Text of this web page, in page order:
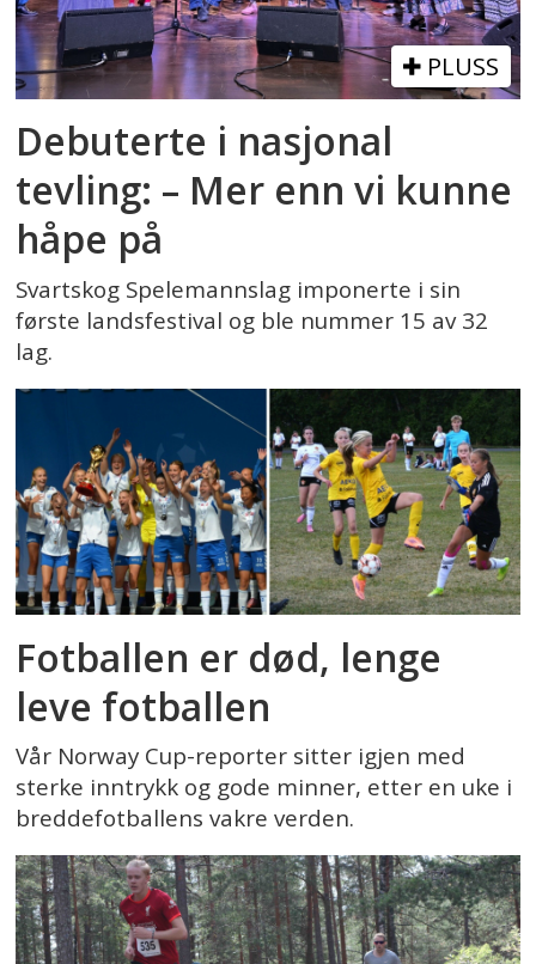
PLUSS
Debuterte i nasjonal
tevling: – Mer enn vi kunne
håpe på
Svartskog Spelemannslag imponerte i sin
første landsfestival og ble nummer 15 av 32
lag.
Fotballen er død, lenge
leve fotballen
Vår Norway Cup-reporter sitter igjen med
sterke inntrykk og gode minner, etter en uke i
breddefotballens vakre verden.